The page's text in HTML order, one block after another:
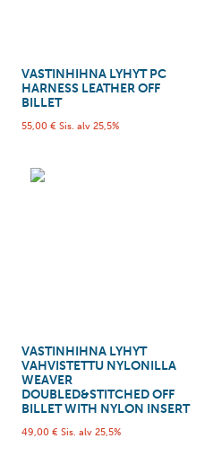
VASTINHIHNA LYHYT PC
HARNESS LEATHER OFF
BILLET
55,00 € Sis. alv 25,5%
VASTINHIHNA LYHYT
VAHVISTETTU NYLONILLA
WEAVER
DOUBLED&STITCHED OFF
BILLET WITH NYLON INSERT
49,00 € Sis. alv 25,5%